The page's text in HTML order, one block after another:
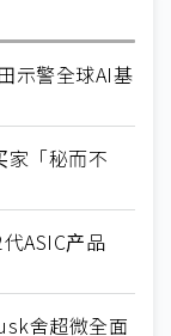
示警全球AI基
「秘而不
ASIC产品
舍超微全面